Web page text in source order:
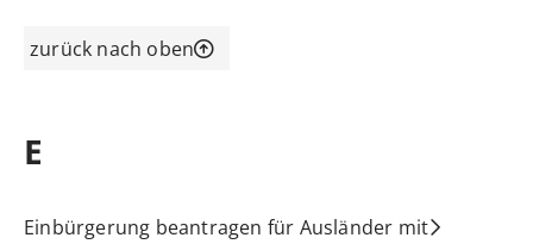
zurück nach oben
E
Einbürgerung beantragen für Ausländer mit